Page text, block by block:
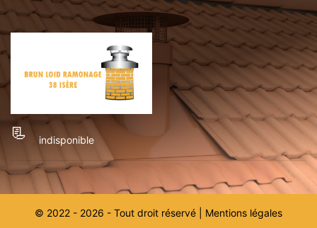
indisponible
© 2022 - 2026 - Tout droit réservé | Mentions légales